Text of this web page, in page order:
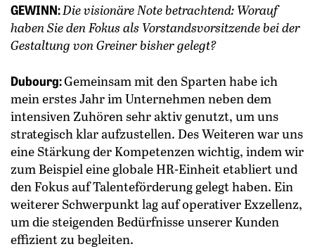
GEWINN:Die visionäre Note betrachtend: Worauf
haben Sie den Fokus als Vorstandsvorsitzende bei der
Gestaltung von Greiner bisher gelegt?
Dubourg:Gemeinsam mit den Sparten habe ich
mein erstes Jahr im Unternehmen neben dem
intensiven Zuhören sehr aktiv genutzt, um uns
strategisch klar aufzustellen. Des Weiteren war uns
eine Stärkung der Kompetenzen wichtig, indem wir
zum Beispiel eine globale HR-Einheit etabliert und
den Fokus auf Talenteförderung gelegt haben. Ein
weiterer Schwerpunkt lag auf operativer Exzellenz,
um die steigenden Bedürfnisse unserer Kunden
effizient zu begleiten.